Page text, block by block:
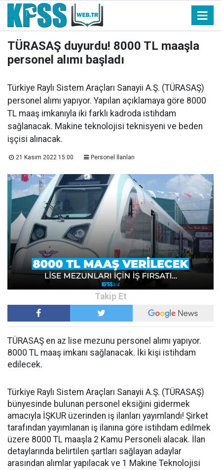
TÜRASAŞ duyurdu! 8000 TL maaşla
personel alımı başladı
Türkiye Raylı Sistem Araçları Sanayii A.Ş. (TÜRASAŞ)
personel alımı yapıyor. Yapılan açıklamaya göre 8000
TL maaş imkanıyla iki farklı kadroda istihdam
sağlanacak. Makine teknolojisi teknisyeni ve beden
işçisi alınacak.
21 Kasım 2022 15:00 Personel İlanları
TÜRASAŞ en az lise mezunu personel alımı yapıyor.
8000 TL maaş imkanı sağlanacak. İki kişi istihdam
edilecek.
Türkiye Raylı Sistem Araçları Sanayii A.Ş. (TÜRASAŞ)
bünyesinde bulunan personel eksiğini gidermek
amacıyla İŞKUR üzerinden iş ilanları yayımlandı! Şirket
tarafından yayımlanan iş ilanına göre istihdam edilmek
üzere 8000 TL maaşla 2 Kamu Personeli alacak. İlan
detaylarında belirtilen şartları sağlayan adaylar
arasından alımlar yapılacak ve 1 Makine Teknolojisi